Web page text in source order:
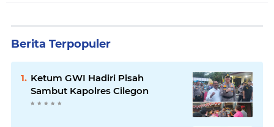
Berita Terpopuler
Ketum GWI Hadiri Pisah
Sambut Kapolres Cilegon